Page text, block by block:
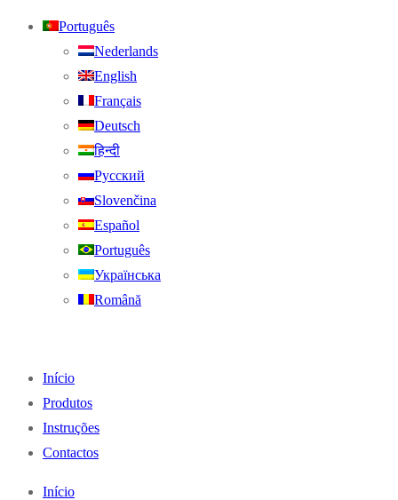
Português
Nederlands
English
Français
Deutsch
हिन्दी
Русский
Slovenčina
Español
Português
Українська
Română
Início
Produtos
Instruções
Contactos
Início